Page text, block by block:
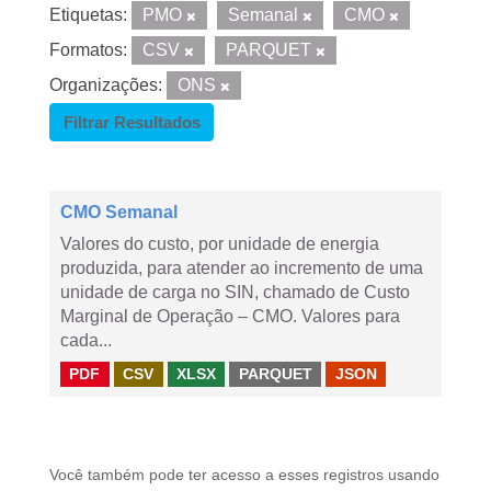
Etiquetas: PMO Semanal
CMO
Formatos:
CSV
PARQUET
Organizações:
ONS
Filtrar Resultados
CMO Semanal
Valores do custo, por unidade de energia
produzida, para atender ao incremento de uma
unidade de carga no SIN, chamado de Custo
Marginal de Operação – CMO. Valores para
cada...
PDF CSV XLSX PARQUET JSON
Você também pode ter acesso a esses registros usando